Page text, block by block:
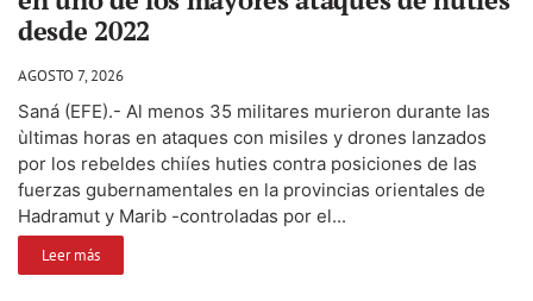
desde 2022
AGOSTO 7, 2026
Saná (EFE).- Al menos 35 militares murieron durante las
ùltimas horas en ataques con misiles y drones lanzados
por los rebeldes chiíes huties contra posiciones de las
fuerzas gubernamentales en la provincias orientales de
Hadramut y Marib -controladas por el...
Leer más